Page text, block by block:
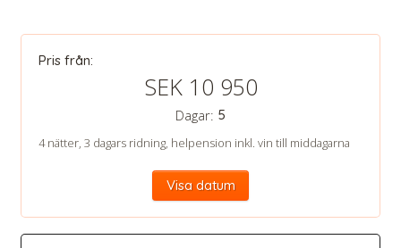
Pris från:
SEK 10 950
Dagar: 5
4 nätter, 3 dagars ridning, helpension inkl. vin till middagarna
Visa datum